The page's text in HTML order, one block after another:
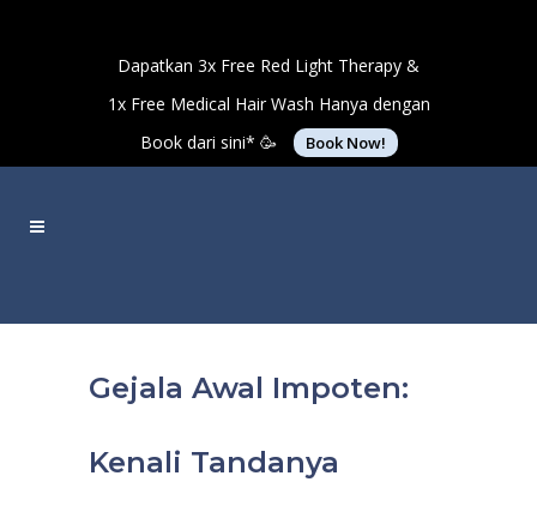
Dapatkan 3x Free Red Light Therapy &
1x Free Medical Hair Wash Hanya dengan
Book dari sini* 🥳
Book Now!
Gejala Awal Impoten:
Kenali Tandanya